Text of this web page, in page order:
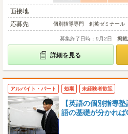
面接地
応募先
個別指導専門 創英ゼミナー
募集終了日時：9月2日 掲
詳細を見る
アルバイト・パート 短期 未経験者歓迎
【英語の個別指導
語の基礎が分かれ